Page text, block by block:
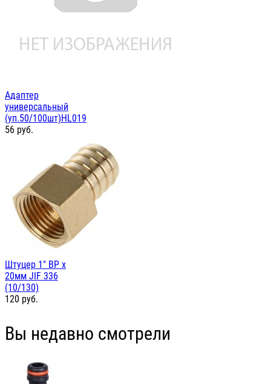
Адаптер
универсальный
(уп.50/100шт)HL019
56 руб.
Штуцер 1" ВР х
20мм JIF 336
(10/130)
120 руб.
Вы недавно смотрели